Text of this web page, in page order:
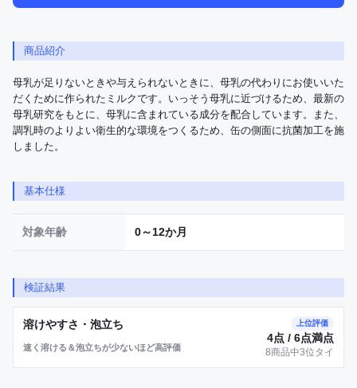
商品紹介
母乳が足りないときや与えられないときに、母乳の代わりにお使いいた
だくために作られたミルクです。いっそう母乳に近づけるため、最新の
母乳研究をもとに、母乳に含まれている成分を配合しています。また、
調乳時のよりよい衛生的な環境をつくるため、缶の側面に抗菌加工を施
しました。
基本仕様
対象年齢 0～12か月
検証結果
溶けやすさ・泡立ち
速く溶ける＆泡立ちが少ないほど高評価
上位評価
4点 / 6点満点
8商品中3位タイ